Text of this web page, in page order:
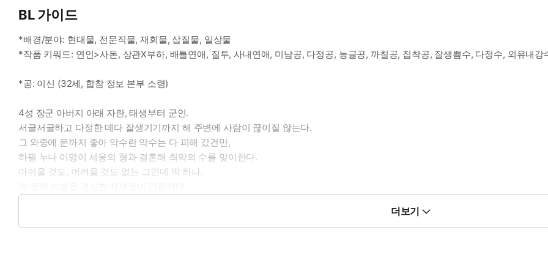
BL 가이드
*배경/분야: 현대물, 전문직물, 재회물, 삽질물, 일상물
*작품 키워드: 연인>사돈, 상관X부하, 배틀연애, 질투, 사내연애, 미남공, 다정공, 능글공, 까칠공, 집착공, 잘생쁨수, 다정수, 외유내강
*공: 이신 (32세, 합참 정보 본부 소령)
4성 장군 아버지 아래 자란, 태생부터 군인.
서글서글하고 다정한 데다 잘생기기까지 해 주변에 사람이 끊이질 않는다.
그 와중에 운까지 좋아 악수란 악수는 다 피해 갔건만,
하필 누나 이영이 세웅의 형과 결혼해 최악의 수를 맞이한다.
아쉬울 것도, 어려울 것도 없는 그인데 딱 하나.
*수: 차세웅 (32세, 합참 총장 비서실 대위)
더보기